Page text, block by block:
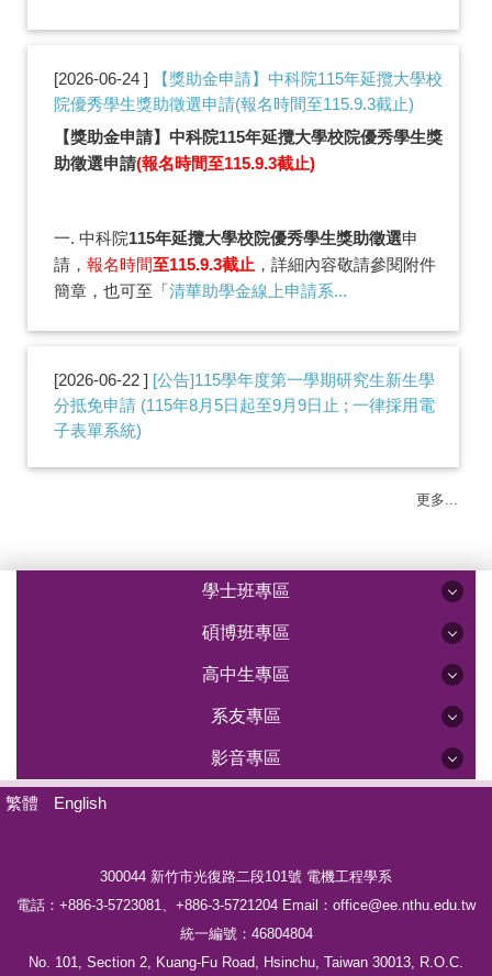
2026-06-24
【獎助金申請】中科院115年延攬大學校
院優秀學生獎助徵選申請(報名時間至115.9.3截止)
【獎助金申請】中科院115年延攬大學校院優秀學生獎
助徵選申請(報名時間至115.9.3截止)
一. 中科院115年延攬大學校院優秀學生獎助徵選申
請， 報名時間至115.9.3截止 ，詳細內容敬請參閱附件
簡章，也可至「 清華助學金線上申請系...
2026-06-22
[公告]115學年度第一學期研究生新生學
分抵免申請 (115年8月5日起至9月9日止 ; 一律採用電
子表單系統)
更多...
學士班專區
碩博班專區
高中生專區
系友專區
影音專區
繁體 English
300044 新竹市光復路二段101號 電機工程學系
電話： +886-3-5723081、 +886-3-5721204 Email：office@ee.nthu.edu.tw
統一編號：46804804
No. 101, Section 2, Kuang-Fu Road, Hsinchu, Taiwan 30013, R.O.C.